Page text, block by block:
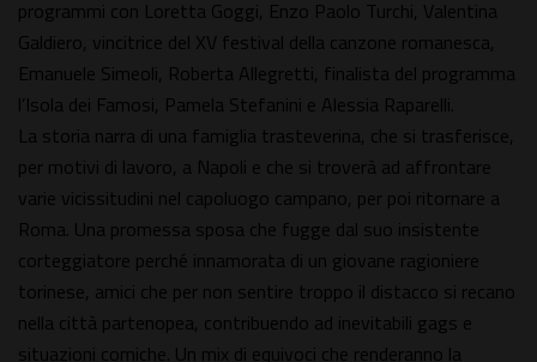
programmi con Loretta Goggi, Enzo Paolo Turchi, Valentina
Galdiero, vincitrice del XV festival della canzone romanesca,
Emanuele Simeoli, Roberta Allegretti, finalista del programma
l’Isola dei Famosi, Pamela Stefanini e Alessia Raparelli.
La storia narra di una famiglia trasteverina, che si trasferisce,
per motivi di lavoro, a Napoli e che si troverà ad affrontare
varie vicissitudini nel capoluogo campano, per poi ritornare a
Roma. Una promessa sposa che fugge dal suo insistente
corteggiatore perché innamorata di un giovane ragioniere
torinese, amici che per non sentire troppo il distacco si recano
nella città partenopea, contribuendo ad inevitabili gags e
situazioni comiche. Un mix di equivoci che renderanno la